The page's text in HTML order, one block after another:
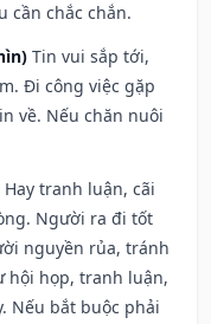
cần chắc chắn.
Tin vui sắp tới,
Đi công việc gặp
về. Nếu chăn nuôi
Hay tranh luận, cãi
Người ra đi tốt
nguyền rủa, tránh
hội họp, tranh luận,
Nếu bắt buộc phải